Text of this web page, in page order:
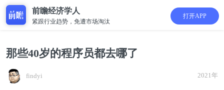
前瞻经济学人
紧跟行业趋势，免遭市场淘汰
打开APP
那些40岁的程序员都去哪了
findyi 2021年